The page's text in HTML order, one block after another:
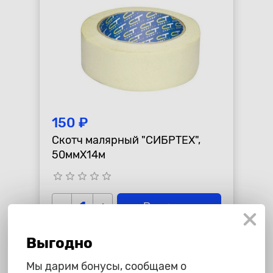
150 ₽
Скотч малярный "СИБРТЕХ",
50ммХ14м
star_border star_border star_border star_border star_border
- + В корзину
Выгодно
Мы дарим бонусы, сообщаем о